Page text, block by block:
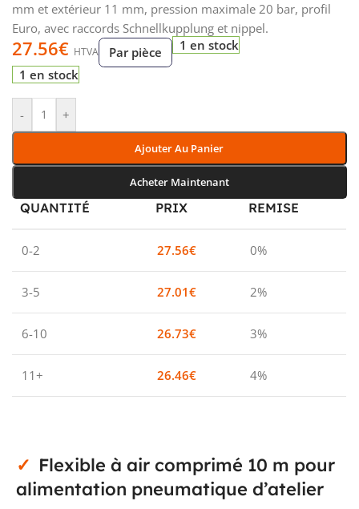
mm et extérieur 11 mm, pression maximale 20 bar, profil
Euro, avec raccords Schnellkupplung et nippel.
27.56€ HTVA Par pièce
1 en stock
1 en stock
- +
Ajouter Au Panier
Acheter Maintenant
QUANTITÉ PRIX REMISE
0-2 27.56€ 0%
3-5 27.01€ 2%
6-10 26.73€ 3%
11+ 26.46€ 4%
Flexible à air comprimé 10 m pour
alimentation pneumatique d’atelier